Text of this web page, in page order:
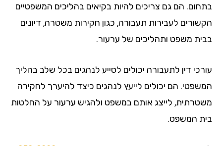
הם גם צריכים להיות בקיאים בהליכים המשפטיים
לעבירות תעבורה, כגון חקירות משטרה, דיונים
משפט ותהליכים של ערעור.
דין לתעבורה יכולים לסייע לנהגים בכל שלב בהליך
הם יכולים לייעץ לנהגים כיצד להיערך לחקירה
לייצג אותם במשפט ולהגיש ערעור על החלטות
המשפט.